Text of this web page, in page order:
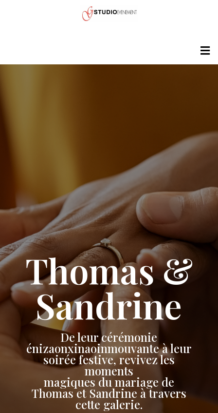
Thomas &
Sandrine
De leur cérémonie
énizaonxinaoinmouvante à leur
soirée festive, revivez les
moments
magiques du mariage de
Thomas et Sandrine à travers
cette galerie.